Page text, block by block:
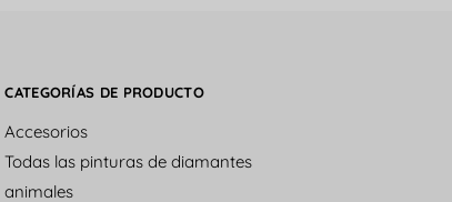
CATEGORÍAS DE PRODUCTO
Accesorios
Todas las pinturas de diamantes
animales